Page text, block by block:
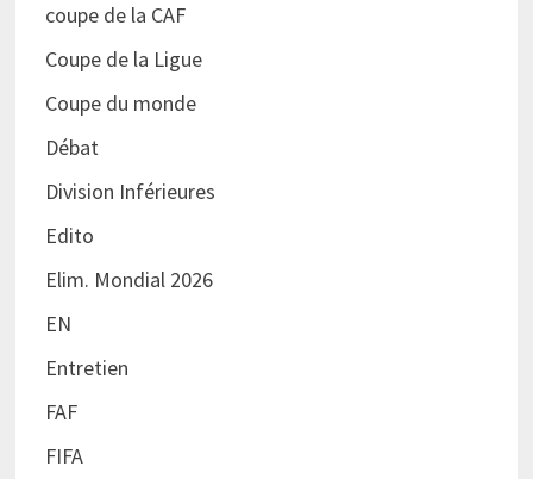
coupe de la CAF
Coupe de la Ligue
Coupe du monde
Débat
Division Inférieures
Edito
Elim. Mondial 2026
EN
Entretien
FAF
FIFA